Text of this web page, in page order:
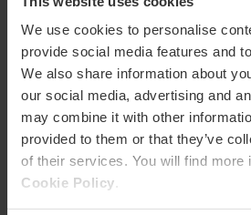
We use cookies to personalise
provide social media features and
We also share information about
our social media, advertising and
may combine it with other
provided to them or that they’ve
of their services. You will find more
Cookie Policy
Terras / Balkon
Capaciteit